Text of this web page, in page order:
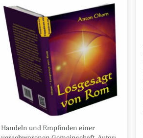
Handeln und Empfinden einer